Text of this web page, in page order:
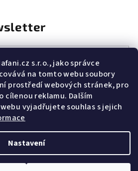
s.r.o., jako správce
na tomto webu soubory
prostředí webových stránek, pro
cílenou reklamu. Dalším
vyjadřujete souhlas s jejich
Nastavení
c
í
r
v
k
y
v
p
i
s
í
obchodními podmínkami
a ochrany osobních údajů.
. Všechna práva vyhrazena.Upravit
nastavení cookies
Vytvořil Shoptet